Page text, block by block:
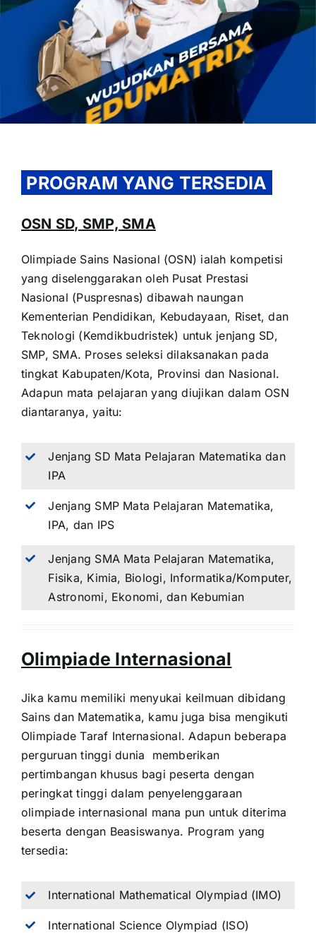
OUR PROGRAM
REGISTRATION
CONTACT US
PROGRAM YANG TERSEDIA
OSN SD, SMP, SMA
Olimpiade Sains Nasional (OSN) ialah kompetisi
yang diselenggarakan oleh Pusat Prestasi
Nasional (Puspresnas) dibawah naungan
Kementerian Pendidikan, Kebudayaan, Riset, dan
Teknologi (Kemdikbudristek) untuk jenjang SD,
SMP, SMA. Proses seleksi dilaksanakan pada
tingkat Kabupaten/Kota, Provinsi dan Nasional.
Adapun mata pelajaran yang diujikan dalam OSN
diantaranya, yaitu:
Jenjang SD Mata Pelajaran Matematika dan
IPA
Jenjang SMP Mata Pelajaran Matematika,
IPA, dan IPS
Jenjang SMA Mata Pelajaran Matematika,
Fisika, Kimia, Biologi, Informatika/Komputer,
Astronomi, Ekonomi, dan Kebumian
Olimpiade Internasional
Jika kamu memiliki menyukai keilmuan dibidang
Sains dan Matematika, kamu juga bisa mengikuti
Olimpiade Taraf Internasional. Adapun beberapa
perguruan tinggi dunia memberikan
pertimbangan khusus bagi peserta dengan
peringkat tinggi dalam penyelenggaraan
olimpiade internasional mana pun untuk diterima
beserta dengan Beasiswanya. Program yang
tersedia:
International Mathematical Olympiad (IMO)
International Science Olympiad (ISO)